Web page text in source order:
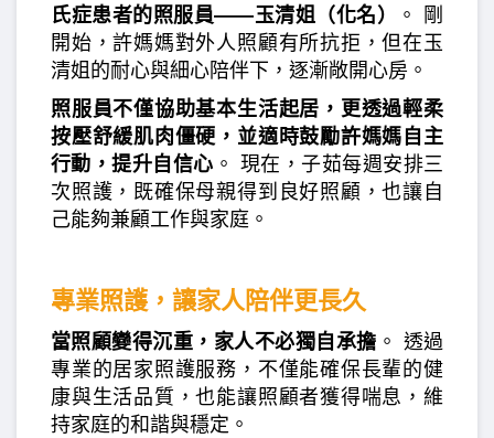
氏症患者的照服員——玉清姐（化名）
。 剛
開始，許媽媽對外人照顧有所抗拒，但在玉
清姐的耐心與細心陪伴下，逐漸敞開心房。
照服員不僅協助基本生活起居，更透過輕柔
按壓舒緩肌肉僵硬，並適時鼓勵許媽媽自主
行動，提升自信心 。 現在，子茹每週安排三
次照護，既確保母親得到良好照顧，也讓自
己能夠兼顧工作與家庭。
專業照護，讓家人陪伴更長久
當照顧變得沉重，家人不必獨自承擔 。 透過
專業的居家照護服務，不僅能確保長輩的健
康與生活品質，也能讓照顧者獲得喘息，維
持家庭的和諧與穩定。